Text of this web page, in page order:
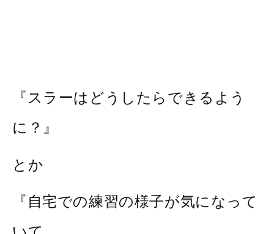
『スラーはどうしたらできるよう
に？』
とか
『自宅での練習の様子が気になって